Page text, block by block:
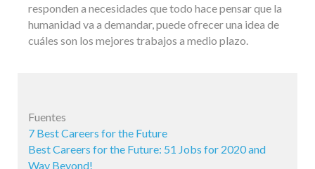
responden a necesidades que todo hace pensar que la
humanidad va a demandar, puede ofrecer una idea de
cuáles son los mejores trabajos a medio plazo.
Fuentes
7 Best Careers for the Future
Best Careers for the Future: 51 Jobs for 2020 and
Way Beyond!